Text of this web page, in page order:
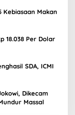
Kebiasaan Makan
18.038 Per Dolar
SDA, ICMI
Dikecam
Massal